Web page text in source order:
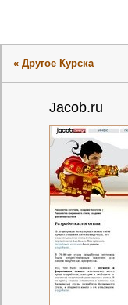
« Другое Курска
Jacob.ru